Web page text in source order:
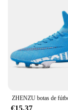
€15.37